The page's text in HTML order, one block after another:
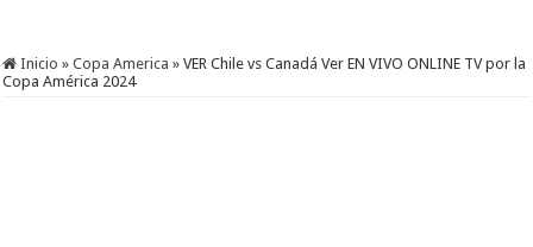
Inicio » Copa America » VER Chile vs Canadá Ver EN VIVO ONLINE TV por la
Copa América 2024